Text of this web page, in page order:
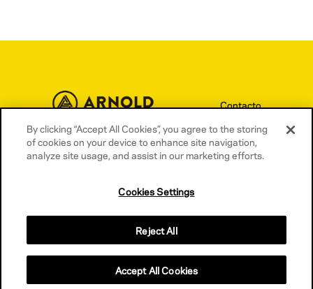
Contacto
Términos y condiciones
Política de privacidad
By clicking “Accept All Cookies”, you agree to the storing
of cookies on your device to enhance site navigation,
analyze site usage, and assist in our marketing efforts.
Cookies Settings
Reject All
Accept All Cookies